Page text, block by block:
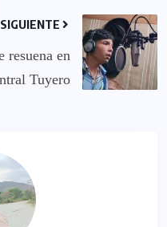
SIGUIENTE
resuena en
Tuyero